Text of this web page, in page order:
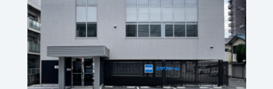
商品ラインアップ
デザイン
テクノロジー（住まいの性能）
個人のお客さま
賃貸住宅
賃貸併用住宅
リフォーム
戸建て・マンション
まちづくり
北海道
東北